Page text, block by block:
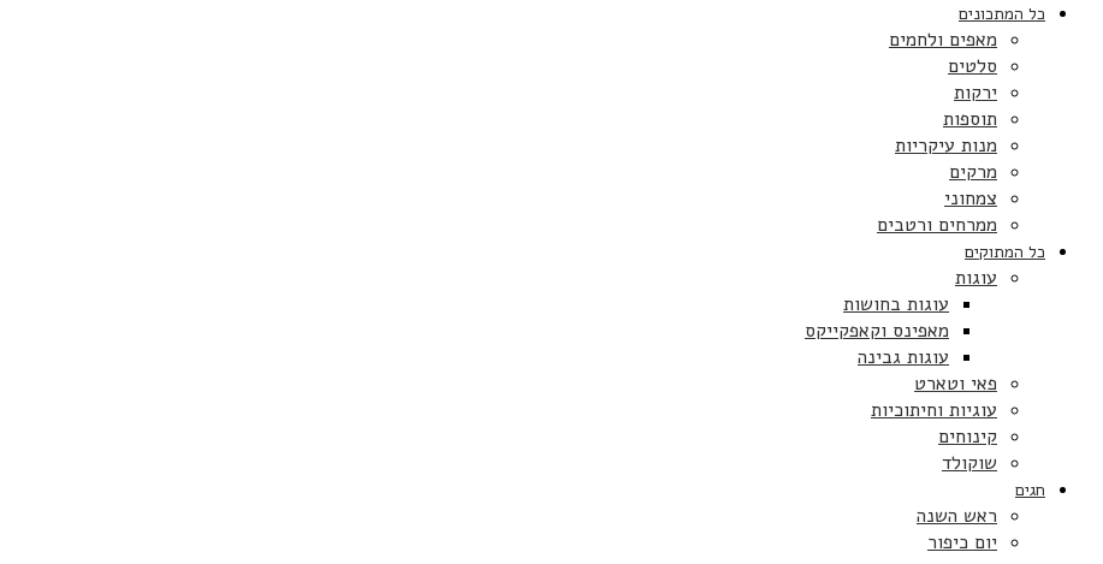
כל המתכונים
מאפים ולחמים
סלטים
ירקות
תוספות
מנות עיקריות
מרקים
צמחוני
ממרחים ורטבים
כל המתוקים
עוגות
עוגות בחושות
מאפינס וקאפקייקס
עוגות גבינה
פאי וטארט
עוגיות וחיתוכיות
קינוחים
שוקולד
חגים
ראש השנה
יום כיפור